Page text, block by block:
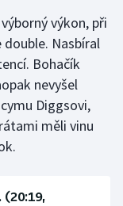
výkon, při
Nasbíral
Bohačík
nevyšel
Diggsovi,
měli vinu